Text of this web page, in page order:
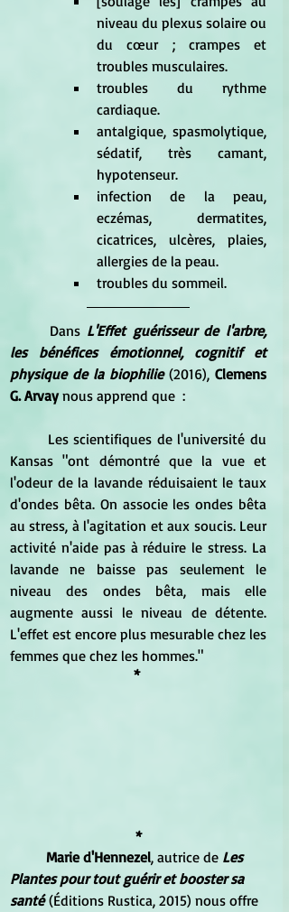
niveau du plexus solaire ou
du cœur ; crampes et
troubles musculaires.
troubles du rythme
cardiaque.
antalgique, spasmolytique,
sédatif, très camant,
hypotenseur.
infection de la peau,
eczémas, dermatites,
cicatrices, ulcères, plaies,
allergies de la peau.
troubles du sommeil.
	Dans
L'Effet guérisseur de l'arbre,
les bénéfices émotionnel, cognitif et
physique de la biophilie (2016), Clemens
G. Arvay nous apprend que  :
Kansas "ont démontré que la vue et
l'odeur de la lavande réduisaient le taux
d'ondes bêta. On associe les ondes bêta
au stress, à l'agitation et aux soucis. Leur
activité n'aide pas à réduire le stress. La
lavande ne baisse pas seulement le
niveau des ondes bêta, mais elle
augmente aussi le niveau de détente.
L'effet est encore plus mesurable chez les
femmes que chez les hommes."
*
*
Marie d'Hennezel, autrice de Les
Plantes pour tout guérir et booster sa
santé (Éditions Rustica, 2015) nous offre